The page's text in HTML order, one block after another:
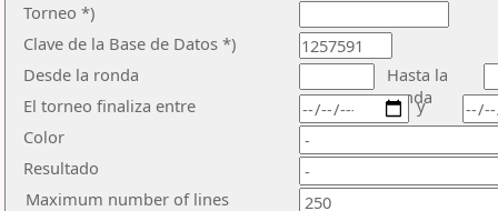
Torneo *)
Clave de la Base de Datos *)
Desde la ronda
Hasta la
ronda
El torneo finaliza entre
Color
Resultado
y
Maximum number of lines